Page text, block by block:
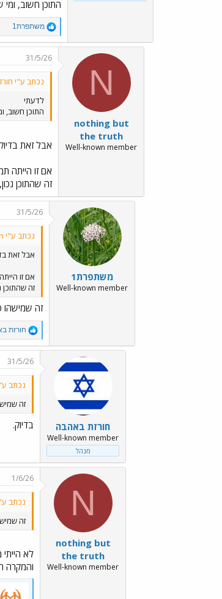
התוכן חשוב,
R
e
a
c
o
s
משתפרת1
N
nothing but
the truth
Well-known member
31/5/26
נכתב ע"י
לדעתי
התוכן חשוב,
אבל זאת
אם זו הייתה
זה שהתוכן
משתפרת1
Well-known member
31/5/26
נכתב ע"י nothing but the truth:
אבל זאת
אם זו
זה
זה שמישהו
R
e
a
c
o
s
חורזת
חורזת באהבה
Well-known member
מנהל
31/5/26
נכתב
זה
בדיוק.
N
nothing but
the truth
Well-known member
1/6/26
נכתב
זה
לא
והמקרה